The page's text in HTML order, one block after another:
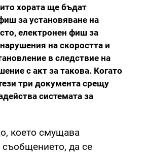
хората ще бъдат
за установяване на
електронен фиш за
на скоростта и
в следствие на
с акт за такова. Когато
три документа срещу
системата за
което смущава
съобщението, да се